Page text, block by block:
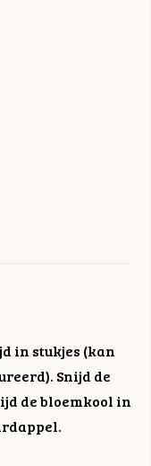
in stukjes (kan
Snijd de
de bloemkool in